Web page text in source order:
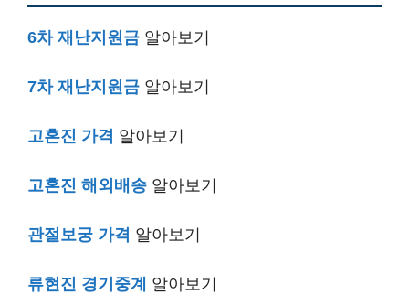
6차 재난지원금 알아보기
7차 재난지원금 알아보기
고혼진 가격 알아보기
고혼진 해외배송 알아보기
관절보궁 가격 알아보기
류현진 경기중계 알아보기